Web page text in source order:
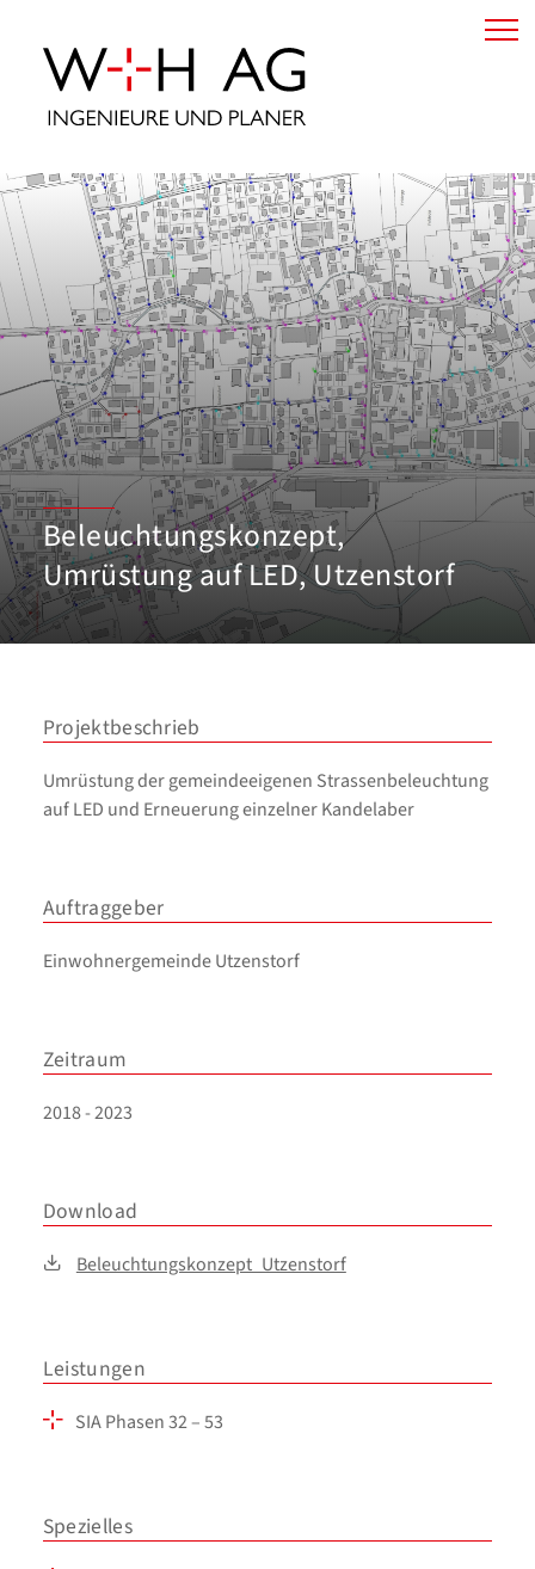
Beleuchtungskonzept,
Umrüstung auf LED, Utzenstorf
Projektbeschrieb
Umrüstung der gemeindeeigenen Strassenbeleuchtung
auf LED und Erneuerung einzelner Kandelaber
Auftraggeber
Einwohnergemeinde Utzenstorf
Zeitraum
2018 - 2023
Download
Beleuchtungskonzept_Utzenstorf
Leistungen
SIA Phasen 32 – 53
Spezielles